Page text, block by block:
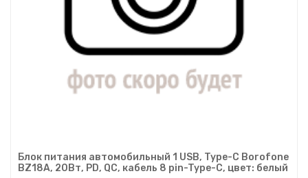
Блок питания автомобильный 1 USB, Type-C Borofone
BZ18A, 20Вт, PD, QC, кабель 8 pin-Type-C, цвет: белый